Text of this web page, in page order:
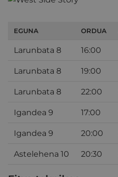
EGUNA ORDUA
Larunbata 8 16:00
Larunbata 8 19:00
Larunbata 8 22:00
Igandea 9 17:00
Igandea 9 20:00
Astelehena 10 20:30